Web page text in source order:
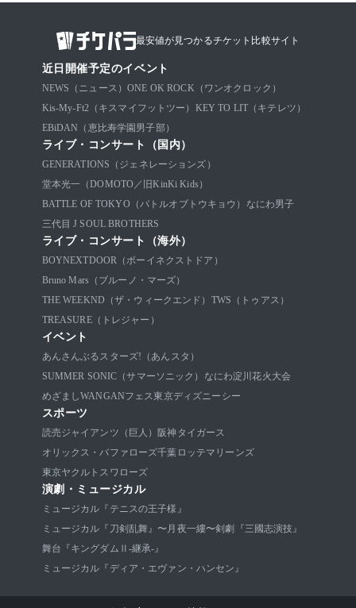
最安値が見つかるチケット比較サイト
近日開催予定のイベント
NEWS（ニュース） ONE OK ROCK（ワンオクロック）
Kis-My-Ft2（キスマイフットツー） KEY TO LIT（キテレツ）
EBiDAN（恵比寿学園男子部）
ライブ・コンサート（国内）
GENERATIONS（ジェネレーションズ）
堂本光一（DOMOTO／旧KinKi Kids）
BATTLE OF TOKYO（バトルオブトウキョウ）
なにわ男子
三代目 J SOUL BROTHERS
ライブ・コンサート（海外）
BOYNEXTDOOR（ボーイネクストドア）
Bruno Mars（ブルーノ・マーズ）
THE WEEKND（ザ・ウィークエンド） TWS（トゥアス）
TREASURE（トレジャー）
イベント
あんさんぶるスターズ!（あんスタ）
SUMMER SONIC（サマーソニック） なにわ淀川花火大会
めざましWANGANフェス東京ディズニーシー
スポーツ
読売ジャイアンツ（巨人）
阪神タイガース
オリックス・バファローズ千葉ロッテマリーンズ
東京ヤクルトスワローズ
演劇・ミュージカル
ミュージカル『テニスの王子様』
ミュージカル『刀剣乱舞』〜月夜一縷〜剣劇『三國志演技』
舞台『キングダムⅡ-継承-』
ミュージカル『ディア・エヴァン・ハンセン』